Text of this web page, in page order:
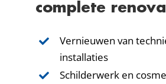
complete
Vernieuwen van
installaties
Schilderwerk en